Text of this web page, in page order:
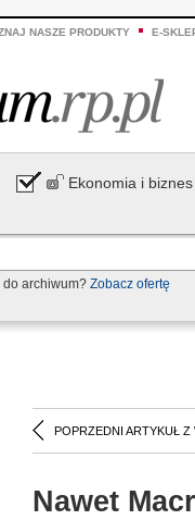
NASZE PRODUKTY E-
Ekonomia i biznes
do archiwum? Zobacz ofertę
POPRZEDNI ARTYKUŁ Z
Nawet